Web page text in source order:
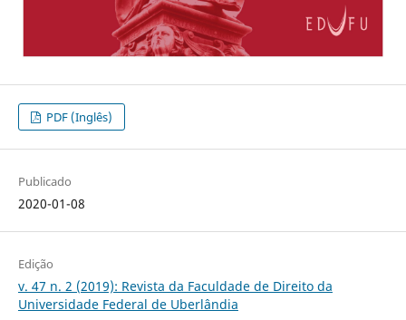
PDF (Inglês)
Publicado
2020-01-08
Edição
v. 47 n. 2 (2019): Revista da Faculdade de Direito da
Universidade Federal de Uberlândia